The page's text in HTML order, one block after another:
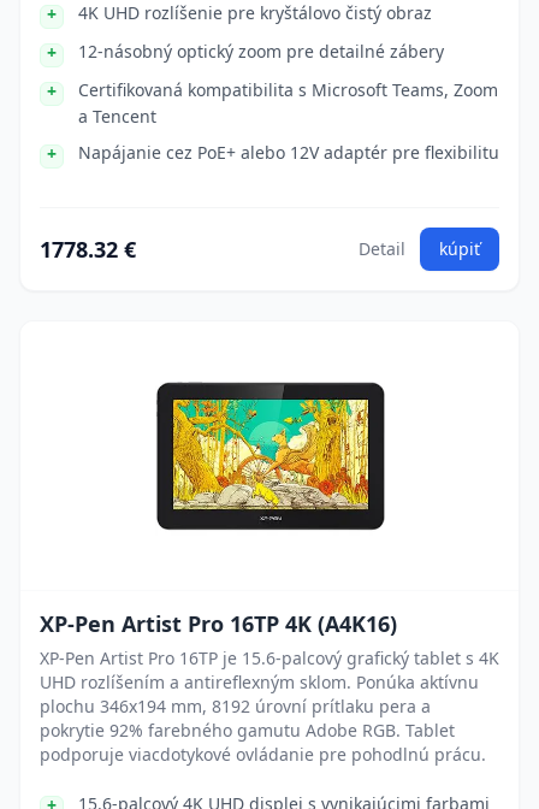
4K UHD rozlíšenie pre kryštálovo čistý obraz
12-násobný optický zoom pre detailné zábery
Certifikovaná kompatibilita s Microsoft Teams, Zoom
a Tencent
Napájanie cez PoE+ alebo 12V adaptér pre flexibilitu
1778.32 € Detail kúpiť
XP-Pen Artist Pro 16TP 4K (A4K16)
XP-Pen Artist Pro 16TP je 15.6-palcový grafický tablet s 4K
UHD rozlíšením a antireflexným sklom. Ponúka aktívnu
plochu 346x194 mm, 8192 úrovní prítlaku pera a
pokrytie 92% farebného gamutu Adobe RGB. Tablet
podporuje viacdotykové ovládanie pre pohodlnú prácu.
15.6-palcový 4K UHD displej s vynikajúcimi farbami